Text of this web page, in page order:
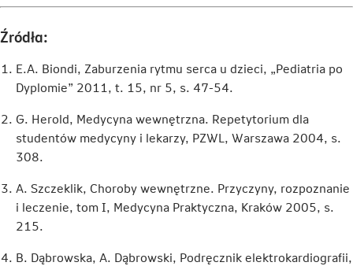
się
nowej
karcie
się się
Źródła:
E.A. Biondi, Zaburzenia rytmu serca u dzieci, „Pediatria po
Dyplomie” 2011, t. 15, nr 5, s. 47-54.
G. Herold, Medycyna wewnętrzna. Repetytorium dla
studentów medycyny i lekarzy, PZWL, Warszawa 2004, s.
308.
A. Szczeklik, Choroby wewnętrzne. Przyczyny, rozpoznanie
i leczenie, tom I, Medycyna Praktyczna, Kraków 2005, s.
215.
B. Dąbrowska, A. Dąbrowski, Podręcznik elektrokardiografii,